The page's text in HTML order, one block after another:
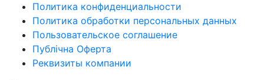
Политика конфиденциальности
Политика обработки персональных данных
Пользовательское соглашение
Публічна Оферта
Реквизиты компании